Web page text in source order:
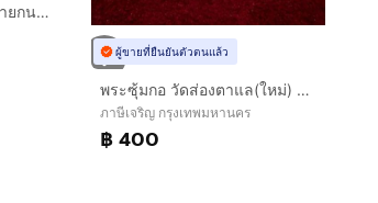
พระซุ้มกอ พิมพ์กลาง มีลายกนก กรุทุ่งเศรษฐี จ.กำแพงเพชร เนื้อดิน เนื้อเนียนละเอียด มวลสารลอย แห้ง เหี่ยว ยุบย่น สีพิกุล สีซีด พระหนาตัดขอบอย่
ผู้ขายที่ยืนยันตัวตนแล้ว
พระซุ้มกอ วัดส่องตาแล(ใหม่) กำแพงเพชร
ภาษีเจริญ กรุงเทพมหานคร
฿ 400